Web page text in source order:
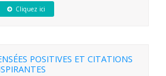
Cliquez ici
POSITIVES ET CITATIONS